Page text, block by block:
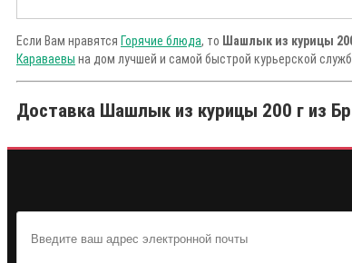
Если Вам нравятся Горячие блюда, то Шашлык из курицы
Караваевы на дом лучшей и самой быстрой курьерской
Доставка Шашлык из курицы 200 г из